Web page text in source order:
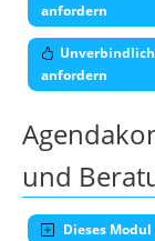
anfordern
anfordern
und
Dieses